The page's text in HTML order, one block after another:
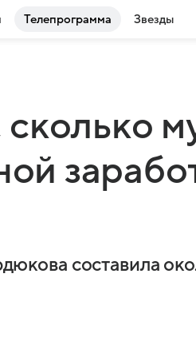
Телепрограмма Звезды
сколько
составила